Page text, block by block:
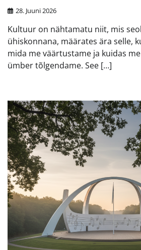
28. Juuni 2026
Kultuur on nähtamatu niit, mis
ühiskonnana, määrates ära selle,
mida me väärtustame ja kuidas
ümber tõlgendame. See […]